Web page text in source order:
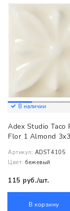
В наличии
Adex Studio Taco
Flor 1 Almond 3x3
Артикул: ADST4105
Цвет: бежевый
115 руб./шт.
В корзину